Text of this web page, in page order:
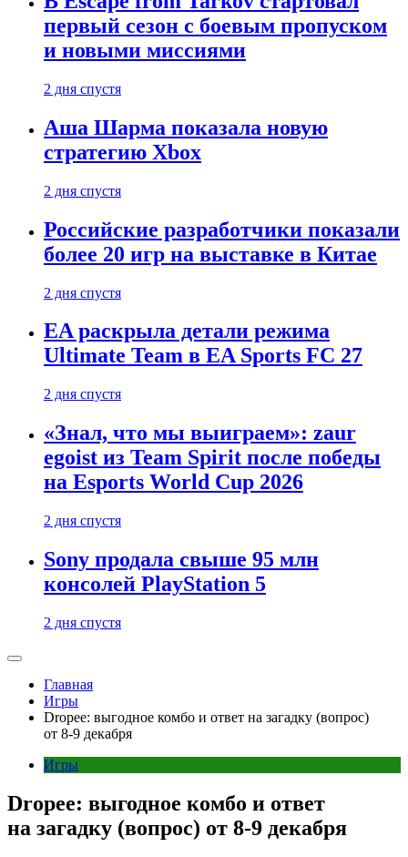
первый сезон с боевым пропуском
и новыми миссиями
2 дня спустя
Аша Шарма показала новую
стратегию Xbox
2 дня спустя
Российские разработчики показали
более 20 игр на выставке в Китае
2 дня спустя
EA раскрыла детали режима
Ultimate Team в EA Sports FC 27
2 дня спустя
«Знал, что мы выиграем»: zaur
egoist из Team Spirit после победы
на Esports World Cup 2026
2 дня спустя
Sony продала свыше 95 млн
консолей PlayStation 5
2 дня спустя
Главная
Игры
Dropee: выгодное комбо и ответ на загадку (вопрос)
от 8-9 декабря
Игры
Dropee: выгодное комбо и ответ
на загадку (вопрос) от 8-9 декабря